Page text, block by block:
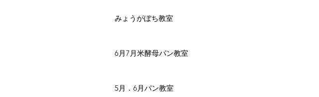
みょうがぼち教室
6月7月米酵母パン教室
5月．6月パン教室